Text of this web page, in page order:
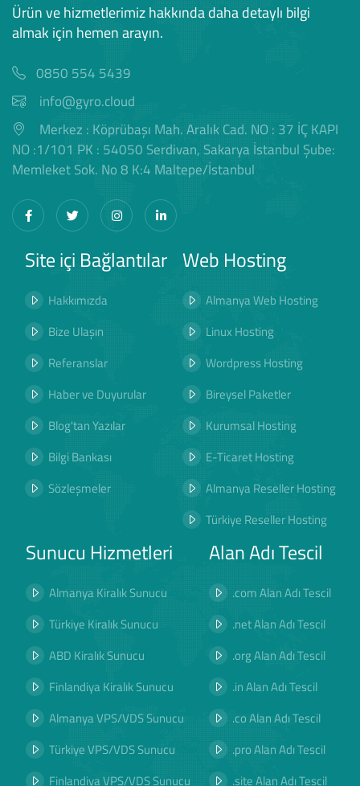
Ürün ve hizmetlerimiz hakkında daha detaylı bilgi
almak için hemen arayın.
0850 554 5439
info@gyro.cloud
Merkez : Köprübaşı Mah. Aralık Cad. NO : 37 İÇ KAPI
NO :1/101 PK : 54050 Serdivan, Sakarya İstanbul Şube:
Memleket Sok. No 8 K:4 Maltepe/İstanbul
Site içi Bağlantılar
Hakkımızda
Bize Ulaşın
Referanslar
Haber ve Duyurular
Blog'tan Yazılar
Bilgi Bankası
Sözleşmeler
Web Hosting
Almanya Web Hosting
Linux Hosting
Wordpress Hosting
Bireysel Paketler
Kurumsal Hosting
E-Ticaret Hosting
Almanya Reseller Hosting
Türkiye Reseller Hosting
Sunucu Hizmetleri
Almanya Kiralık Sunucu
Türkiye Kiralık Sunucu
ABD Kiralık Sunucu
Finlandiya Kiralık Sunucu
Almanya VPS/VDS Sunucu
Türkiye VPS/VDS Sunucu
Finlandiya VPS/VDS Sunucu
Alan Adı Tescil
.com Alan Adı Tescil
.net Alan Adı Tescil
.org Alan Adı Tescil
.in Alan Adı Tescil
.co Alan Adı Tescil
.pro Alan Adı Tescil
.site Alan Adı Tescil